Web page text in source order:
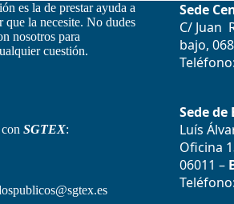
es la de prestar ayuda a
que la necesite. No dudes
nosotros para
cuestión.
SGTEX:
Sede
C/ Juan
bajo,
Sede de
Luís
Oficina
06011 –